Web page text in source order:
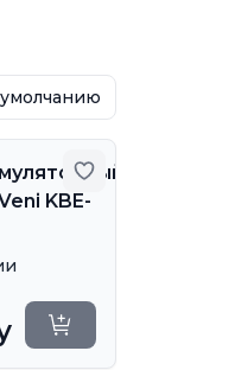
Добавить в
KBE-
Уточнить сроки